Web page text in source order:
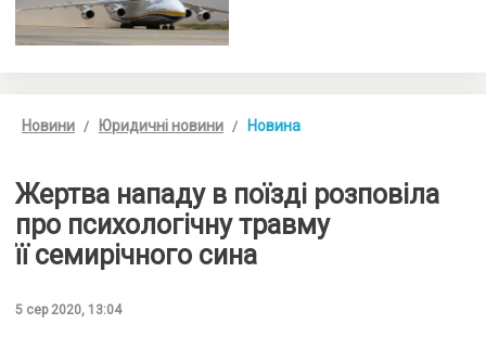
Новини Юридичні новини Новина
Жертва нападу в поїзді розповіла
про психологічну травму
її семирічного сина
5 сер 2020, 13:04